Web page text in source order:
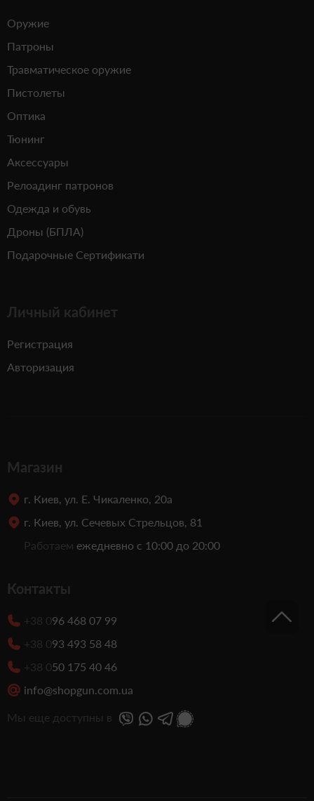
Оружие
Патроны
Травматическое оружие
Пистолеты
Оптика
Тюнинг
Аксессуары
Релоадинг патронов
Одежда и обувь
Дроны (БПЛА)
Подарочные Сертификати
Личный кабинет
Регистрация
Авторизация
Магазин
г. Киев, ул. Е. Чикаленко, 20а
г. Киев, ул. Сечевых Стрельцов, 81
Работаем ежедневно с 10:00 до 20:00
Контакты
+38 096 468 07 99
+38 093 493 58 48
+38 050 175 40 46
info@shopgun.com.ua
Мы еще доступны в